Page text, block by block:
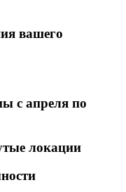
вашего
с апреля по
локации